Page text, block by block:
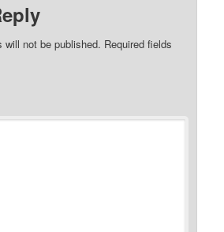
will not be published. Required fields